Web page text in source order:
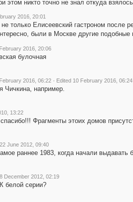
этом никто точно не знал откуда
2016, 20:01
только Елисеевский гастроном
были в Москве другие подобные
2016, 20:06
булочная
2016, 06:22 · Edited 10 February 2016, 06:24
Чичкина, например.
13:22
Фрагменты этоих домов
22 June 2012, 09:40
раннее 1983, когда начали
December 2012, 02:19
белой серии?